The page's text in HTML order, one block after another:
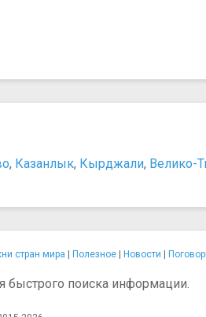
, Казанлык, Кырджали, Велико-
стран мира Полезное| Новости
быстрого поиска информации.